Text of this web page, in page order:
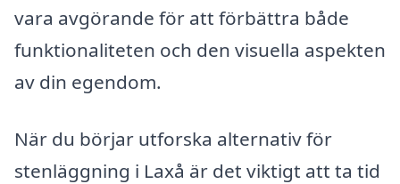
vara avgörande för att förbättra både
funktionaliteten och den visuella aspekten
av din egendom.
När du börjar utforska alternativ för
stenläggning i Laxå är det viktigt att ta tid